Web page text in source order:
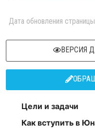
Дата обновления
ВЕРСИЯ
Цели и задачи
Как вступить в